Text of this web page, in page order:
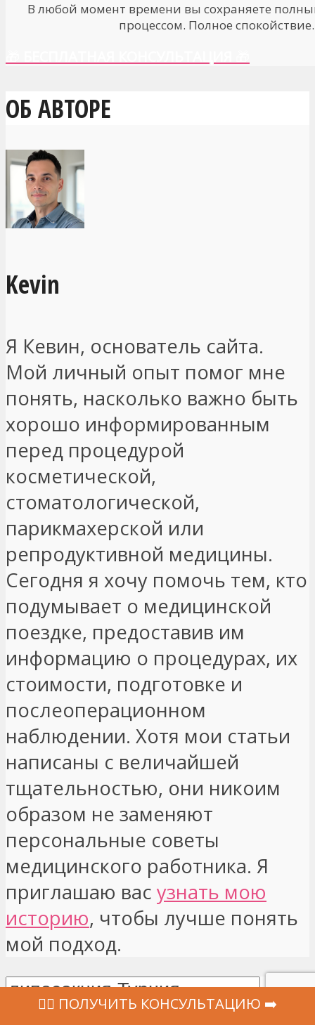
В любой момент времени вы сохраняете
процессом. Полное спокойствие.
ОБ АВТОРЕ
Kevin
Я Кевин, основатель сайта.
Мой личный опыт помог мне
понять, насколько важно быть
хорошо информированным
перед процедурой
косметической,
стоматологической,
парикмахерской или
репродуктивной медицины.
Сегодня я хочу помочь тем, кто
подумывает о медицинской
поездке, предоставив им
информацию о процедурах, их
стоимости, подготовке и
послеоперационном
наблюдении. Хотя мои статьи
написаны с величайшей
тщательностью, они никоим
образом не заменяют
персональные советы
медицинского работника. Я
приглашаю вас узнать мою
историю, чтобы лучше понять
мой подход.
‍👩‍⚕ ПОЛУЧИТЬ КОНСУЛЬТАЦИЮ ➡️